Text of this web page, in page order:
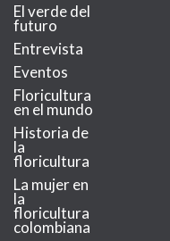
El verde del
futuro
Entrevista
Eventos
Floricultura
en el mundo
Historia de
la
floricultura
La mujer en
la
floricultura
colombiana